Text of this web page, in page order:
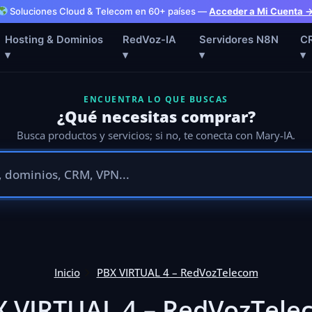
Soluciones Cloud & Telecom en 60+ países —Acceder a Mi Cuenta
Hosting & Dominios
▾
RedVoz-IA
▾
Servidores N8N
▾
▾
ENCUENTRA LO QUE BUSCAS
¿Qué necesitas comprar?
Busca productos y servicios; si no, te conecta con Mary-IA.
Inicio PBX VIRTUAL 4 – RedVozTelecom